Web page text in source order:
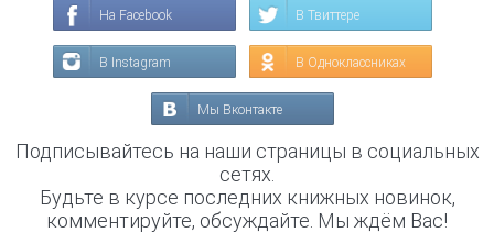
На Facebook В Твиттере
В Instagram В Одноклассниках
Мы Вконтакте
Подписывайтесь на наши страницы в социальных
сетях.
Будьте в курсе последних книжных новинок,
комментируйте, обсуждайте. Мы ждём Вас!